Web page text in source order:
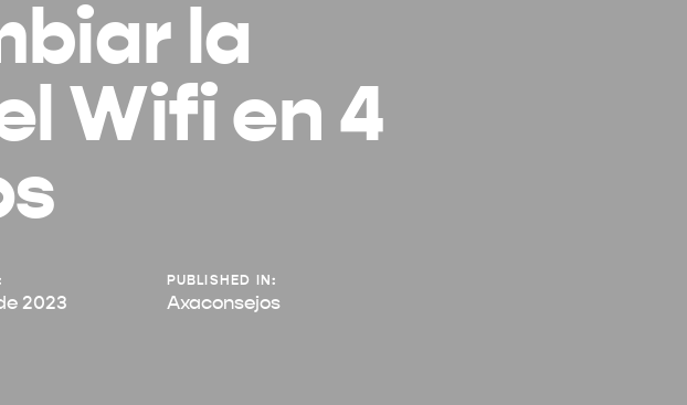
la
Wifi en 4
2023
PUBLISHED IN:
Axaconsejos